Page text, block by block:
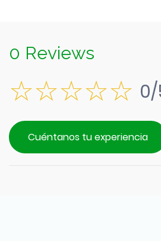
0 Reviews
Cuéntanos tu experiencia